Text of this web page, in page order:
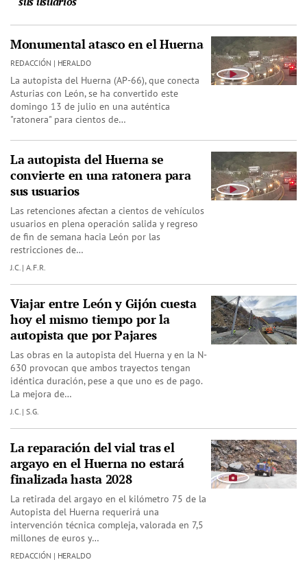
Monumental atasco en el Huerna
REDACCIÓN | HERALDO
La autopista del Huerna (AP-66), que conecta
Asturias con León, se ha convertido este
domingo 13 de julio en una auténtica
"ratonera" para cientos de…
La autopista del Huerna se
convierte en una ratonera para
sus usuarios
Las retenciones afectan a cientos de vehículos
usuarios en plena operación salida y regreso
de fin de semana hacia León por las
restricciones de…
J.C. | A.F.R.
Viajar entre León y Gijón cuesta
hoy el mismo tiempo por la
autopista que por Pajares
Las obras en la autopista del Huerna y en la N-
630 provocan que ambos trayectos tengan
idéntica duración, pese a que uno es de pago.
La mejora de…
J.C. | S.G.
La reparación del vial tras el
argayo en el Huerna no estará
finalizada hasta 2028
La retirada del argayo en el kilómetro 75 de la
Autopista del Huerna requerirá una
intervención técnica compleja, valorada en 7,5
millones de euros y…
REDACCIÓN | HERALDO